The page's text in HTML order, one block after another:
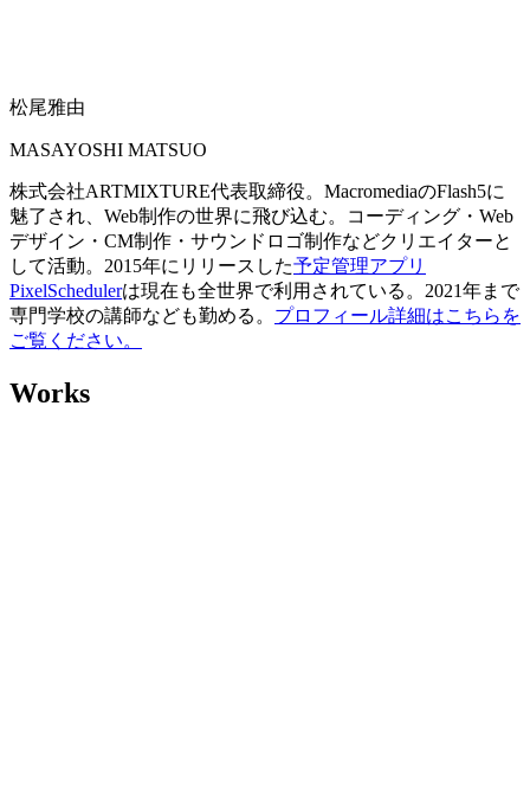
松尾雅由
MASAYOSHI MATSUO
株式会社ARTMIXTURE代表取締役。MacromediaのFlash5に
魅了され、Web制作の世界に飛び込む。コーディング・Web
デザイン・CM制作・サウンドロゴ制作などクリエイターと
して活動。2015年にリリースした予定管理アプリ
PixelSchedulerは現在も全世界で利用されている。2021年まで
専門学校の講師なども勤める。 プロフィール詳細はこちらを
ご覧ください。
Works